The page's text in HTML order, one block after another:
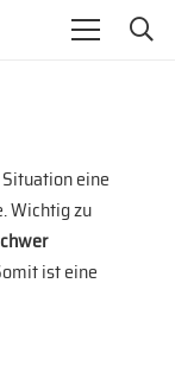
eine
Wichtig zu
ist eine